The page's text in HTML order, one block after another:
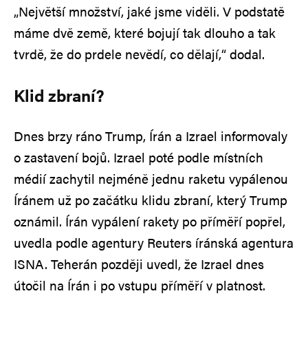
„Největší množství, jaké jsme viděli. V podstatě
máme dvě země, které bojují tak dlouho a tak
tvrdě, že do prdele nevědí, co dělají,“ dodal.
Klid zbraní?
Dnes brzy ráno Trump, Írán a Izrael informovaly
o zastavení bojů. Izrael poté podle místních
médií zachytil nejméně jednu raketu vypálenou
Íránem už po začátku klidu zbraní, který Trump
oznámil. Írán vypálení rakety po příměří popřel,
uvedla podle agentury Reuters íránská agentura
ISNA. Teherán později uvedl, že Izrael dnes
útočil na Írán i po vstupu příměří v platnost.